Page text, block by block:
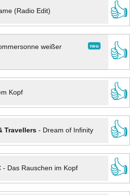
(Radio Edit)
👍
neu
weißer
👍
Kopf
👍
Travellers- Dream of Infinity
👍
- Das Rauschen im Kopf
👍